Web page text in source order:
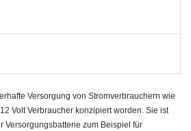
Versorgung von Stromverbrauchern wie
Volt Verbraucher konzipiert worden. Sie ist
Versorgungsbatterie zum Beispiel für